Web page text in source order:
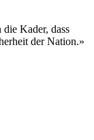
Kader, dass
der Nation.»